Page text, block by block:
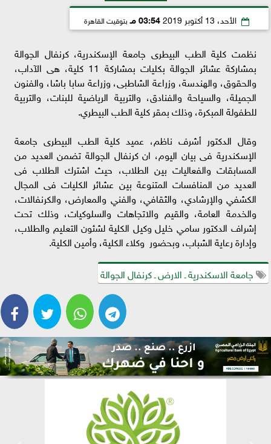
الأحد، 13 أكتوبر 2019 03:54 مـ بتوقيت القاهرة
نظمت كلية الطب البيطرى جامعة الإسكندرية، كرنفال الجوالة
بمشاركة عشائر الجوالة بكليات بمشاركة 11 كلية، هى الآداب،
والحقوق، والهندسة، وزراعة الشاطبى، وزراعة سابا باشا، والفنون
الجميلة، والسياحة والفنادق، والتربية الرياضية للبنات، والتربية
للطفولة المبكرة، وذلك بمقر كلية الطب البيطري.
وقال الدكتور أشرف ناظم، عميد كلية الطب البيطرى جامعة
الإسكندرية فى بيان اليوم، ان كرنفال الجوالة تضمن العديد من
المسابقات والفعاليات بين الطلاب، حيث اشترك الطلاب فى
العديد من المنافسات المتنوعة بين عشائر الكليات فى المجال
الكشفي والإرشادي، والثقافي، والفني والمعارض، والكرنفالات،
والخدمة العامة، والقيم والاتجاهات والسلوكيات، وذلك تحت
إشراف الدكتور سامي خليل وكيل الكلية لشئون التعليم والطلاب،
وإدارة رعاية الشباب، وبحضور وكلاء الكلية، وأمين الكلية.
جامعة الاسكندرية ـ الارض ـ كرنفال الجوالة